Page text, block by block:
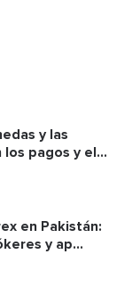
y las
pagos y el
en Pakistán:
y ap...